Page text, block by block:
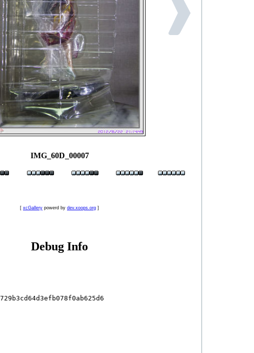
IMG_60D_00007
[ xcGallery powerd by dev.xoops.org ]
Debug Info